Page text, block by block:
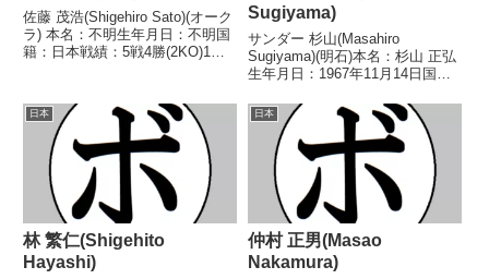
佐藤 茂浩(Shigehiro Sato)(オーク
ラ) 本名：不明生年月日：不明国
籍：日本戦績：5戦4勝(2KO)1
不明) 篠原 努(石
丸)1993/04/19 ○4R...
Sugiyama)
サンダー 杉山(Masahiro
Sugiyama)(明石)本名：杉山 正弘
生年月日：1967年11月14日国
1分【獲得タイトル】1987年度西
日本フェザー級新人王【戦歴】
1987/04/10 ○1RK...
日本
林 繁仁(Shigehito
Hayashi)
日本
仲村 正男(Masao
Nakamura)